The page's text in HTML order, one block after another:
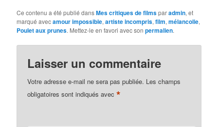
Ce contenu a été publié dansMes critiques de filmsparadmin, et
marqué avecamour impossible,artiste incompris,film,mélancolie,
Poulet aux prunes. Mettez-le en favori avec sonpermalien.
Laisser un commentaire
Votre adresse e-mail ne sera pas publiée. Les champs
obligatoires sont indiqués avec*